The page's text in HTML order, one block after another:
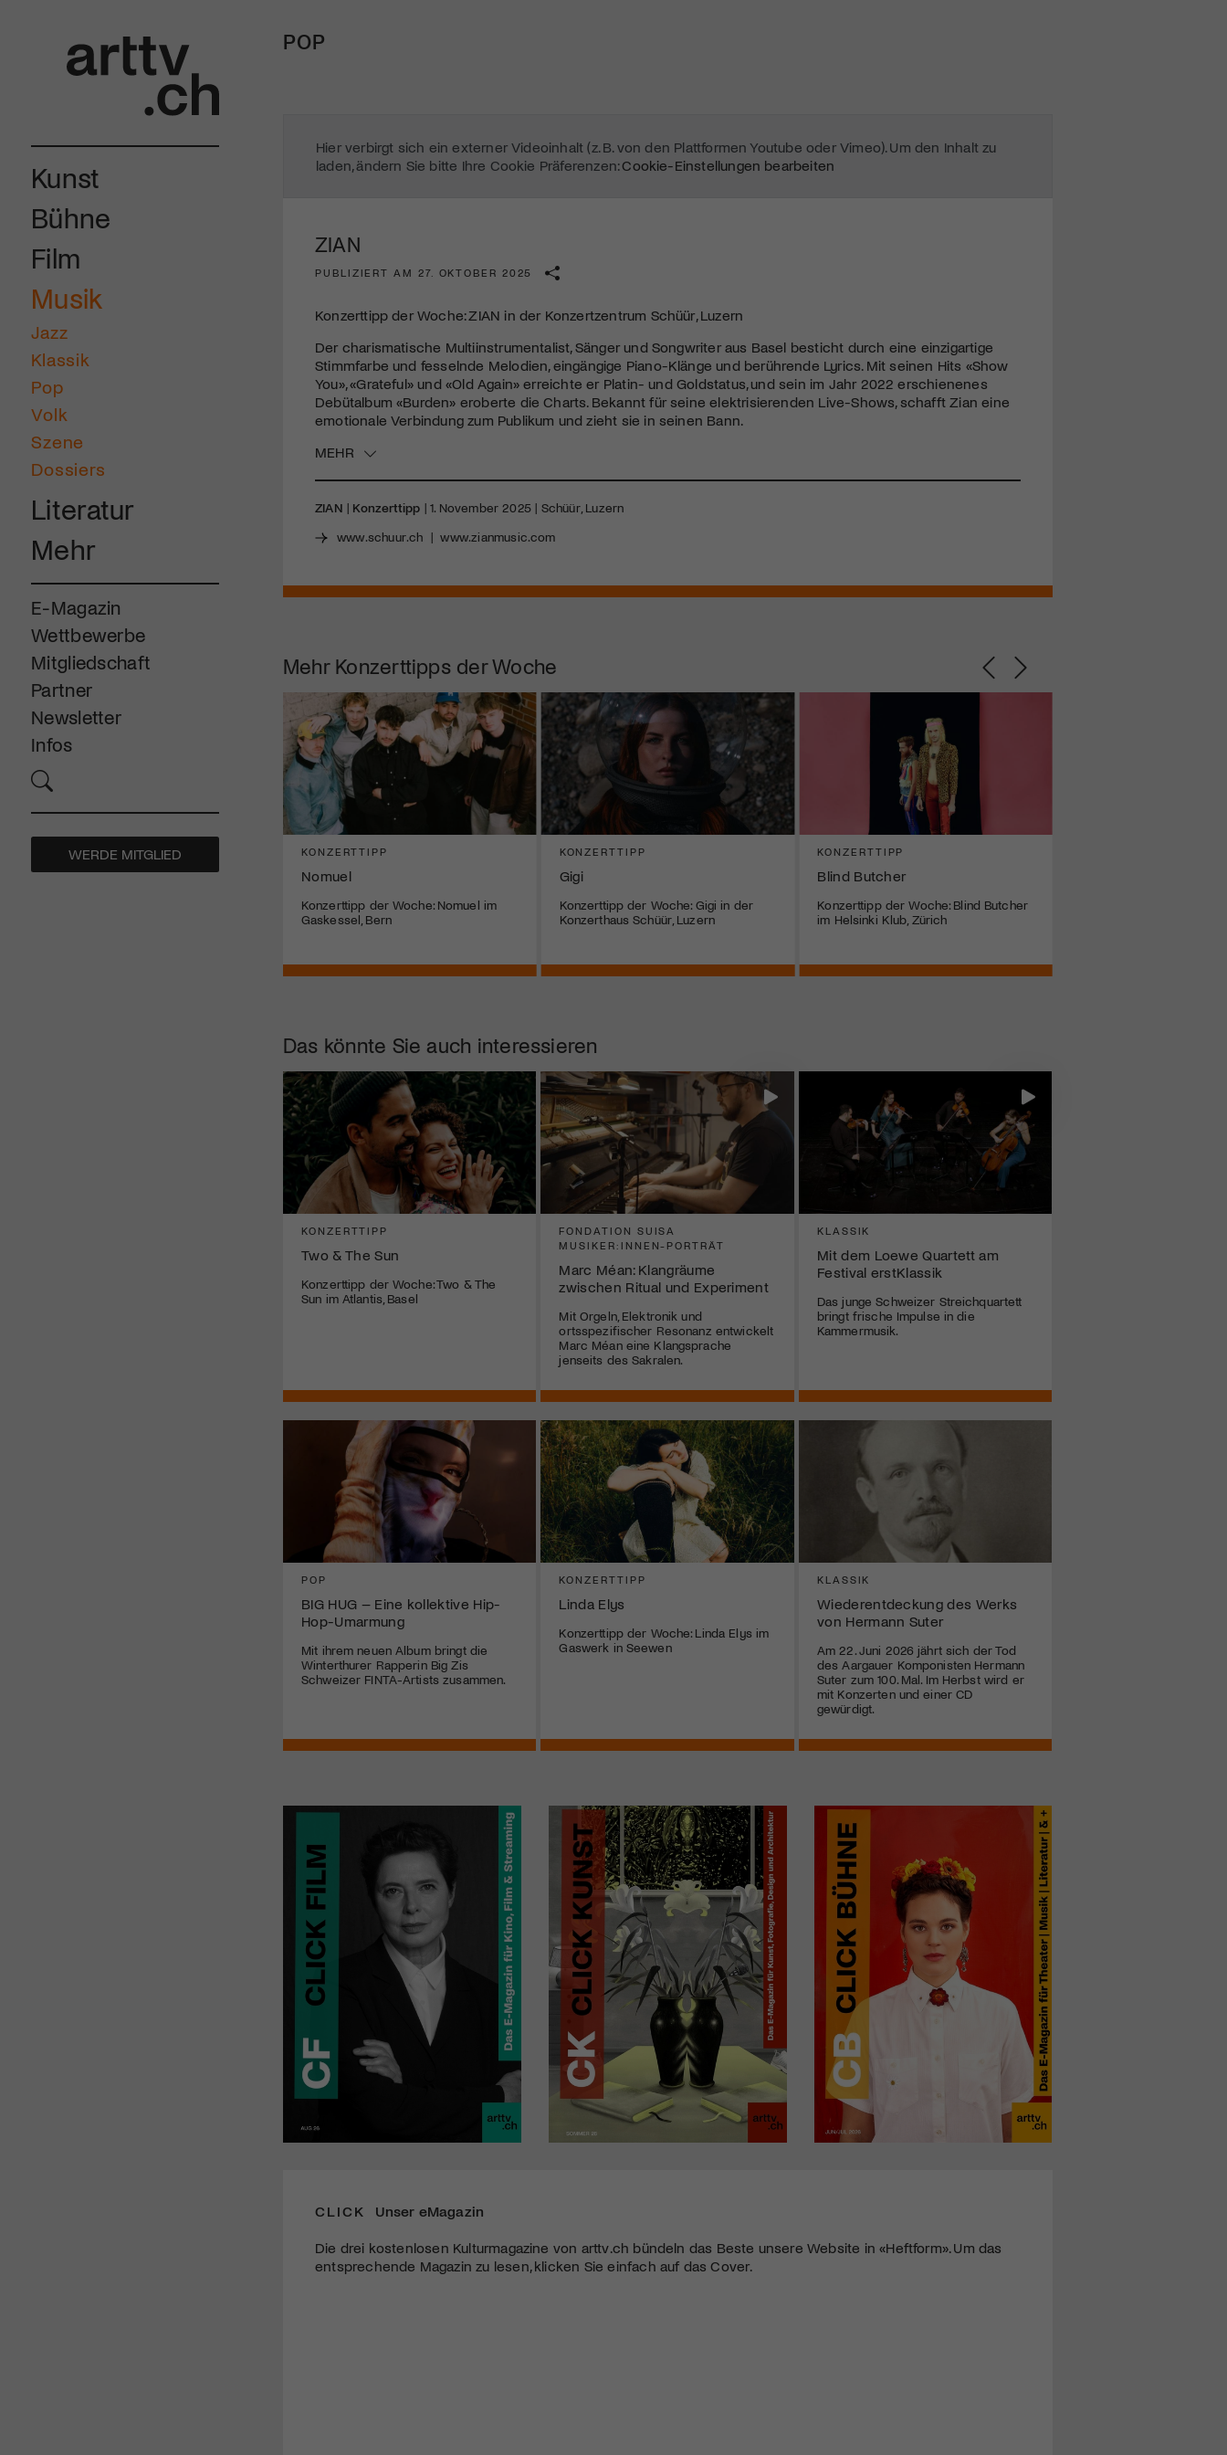
Kunst
Bühne
Film
Musik
Jazz
Klassik
Pop
Volk
Szene
Dossiers
Literatur
Mehr
E-Magazin
Wettbewerbe
Mitgliedschaft
Partner
Newsletter
Infos
WERDE MITGLIED
POP
Hier verbirgt sich ein externer Videoinhalt (z. B. von den Plattformen Youtube oder Vimeo). Um den Inhalt zu
laden, ändern Sie bitte Ihre Cookie Präferenzen:Cookie-Einstellungen bearbeiten
ZIAN
PUBLIZIERT AM 27. OKTOBER 2025
Konzerttipp der Woche: ZIAN in der Konzertzentrum Schüür, Luzern
Der charismatische Multiinstrumentalist, Sänger und Songwriter aus Basel besticht durch eine einzigartige
Stimmfarbe und fesselnde Melodien, eingängige Piano-Klänge und berührende Lyrics. Mit seinen Hits «Show
You», «Grateful» und «Old Again» erreichte er Platin- und Goldstatus, und sein im Jahr 2022 erschienenes
Debütalbum «Burden» eroberte die Charts. Bekannt für seine elektrisierenden Live-Shows, schafft Zian eine
emotionale Verbindung zum Publikum und zieht sie in seinen Bann.
MEHR
ZIAN | Konzerttipp | 1. November 2025 | Schüür, Luzern
www.schuur.ch |www.zianmusic.com
Mehr Konzerttipps der Woche
KONZERTTIPP
Julia Heart
KONZERTTIPP
Nomuel
Konzerttipp der Woche: Nomuel im
Gaskessel, Bern
KONZERTTIPP
Gigi
Konzerttipp der Woche: Gigi in der
Konzerthaus Schüür, Luzern
KONZERTTIPP
Blind Butcher
Konzerttipp der Woche: Blind Butcher
im Helsinki Klub, Zürich
Das könnte Sie auch interessieren
KONZERTTIPP
Two & The Sun
Konzerttipp der Woche: Two & The
Sun im Atlantis, Basel
FONDATION SUISA
MUSIKER:INNEN-PORTRÄT
Marc Méan: Klangräume
zwischen Ritual und Experiment
Mit Orgeln, Elektronik und
ortsspezifischer Resonanz entwickelt
Marc Méan eine Klangsprache
jenseits des Sakralen.
KLASSIK
Mit dem Loewe Quartett am
Festival erstKlassik
Das junge Schweizer Streichquartett
bringt frische Impulse in die
Kammermusik.
POP
BIG HUG – Eine kollektive Hip-
Hop-Umarmung
Mit ihrem neuen Album bringt die
Winterthurer Rapperin Big Zis
Schweizer FINTA-Artists zusammen.
KONZERTTIPP
Linda Elys
Konzerttipp der Woche: Linda Elys im
Gaswerk in Seewen
KLASSIK
Wiederentdeckung des Werks
von Hermann Suter
Am 22. Juni 2026 jährt sich der Tod
des Aargauer Komponisten Hermann
Suter zum 100. Mal. Im Herbst wird er
mit Konzerten und einer CD
gewürdigt.
CLICK Unser eMagazin
Die drei kostenlosen Kulturmagazine von arttv.ch bündeln das Beste unsere Website in «Heftform». Um das
entsprechende Magazin zu lesen, klicken Sie einfach auf das Cover.
Mach mit: «Be Part of the Art»!
Engagiere dich als Kulturliebhaber:in, Kulturschaffende(r) oder
Kulturinstitution und unterstütze unsere Arbeit.
Mit deiner Mitgliedschaft erhältst du kostenlosen Zugang zu
diversen Kulturevents.